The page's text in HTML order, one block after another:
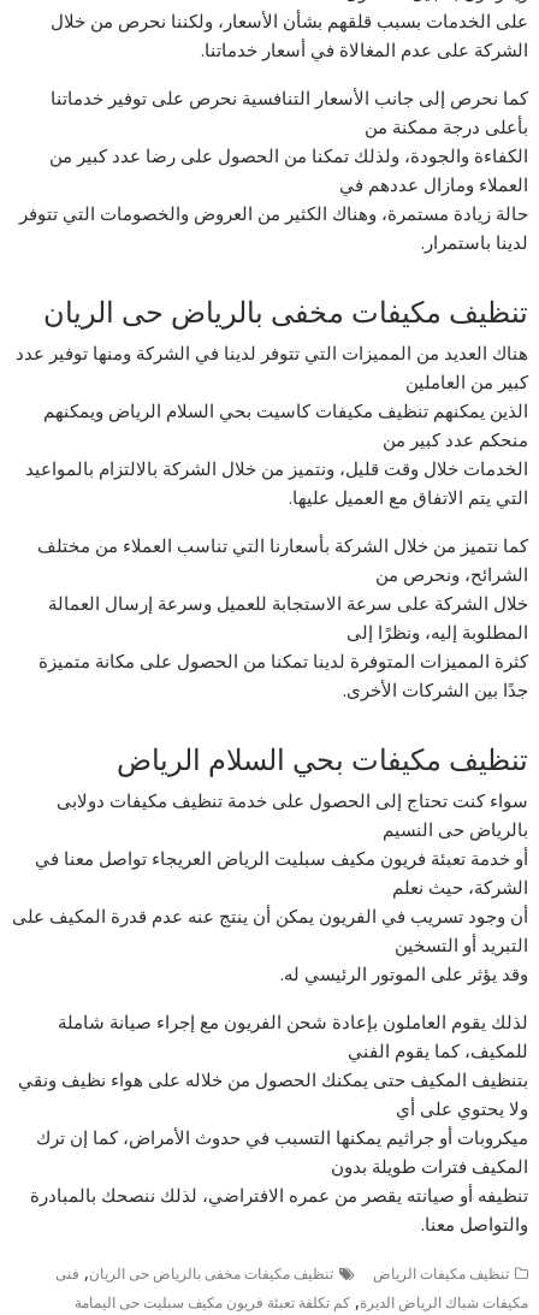
على الخدمات بسبب قلقهم بشأن الأسعار، ولكننا نحرص من خلال
الشركة على عدم المغالاة في أسعار خدماتنا.
كما نحرص إلى جانب الأسعار التنافسية نحرص على توفير خدماتنا
بأعلى درجة ممكنة من
الكفاءة والجودة، ولذلك تمكنا من الحصول على رضا عدد كبير من
العملاء ومازال عددهم في
حالة زيادة مستمرة، وهناك الكثير من العروض والخصومات التي تتوفر
لدينا باستمرار.
تنظيف مكيفات مخفى بالرياض حى الريان
هناك العديد من المميزات التي تتوفر لدينا في الشركة ومنها توفير عدد
كبير من العاملين
الذين يمكنهم تنظيف مكيفات كاسيت بحي السلام الرياض ويمكنهم
منحكم عدد كبير من
الخدمات خلال وقت قليل، ونتميز من خلال الشركة بالالتزام بالمواعيد
التي يتم الاتفاق مع العميل عليها.
كما نتميز من خلال الشركة بأسعارنا التي تناسب العملاء من مختلف
الشرائح، ونحرص من
خلال الشركة على سرعة الاستجابة للعميل وسرعة إرسال العمالة
المطلوبة إليه، ونظرًا إلى
كثرة المميزات المتوفرة لدينا تمكنا من الحصول على مكانة متميزة
جدًا بين الشركات الأخرى.
تنظيف مكيفات بحي السلام الرياض
سواء كنت تحتاج إلى الحصول على خدمة تنظيف مكيفات دولابى
بالرياض حى النسيم
أو خدمة تعبئة فريون مكيف سبليت الرياض العريجاء تواصل معنا في
الشركة، حيث نعلم
أن وجود تسريب في الفريون يمكن أن ينتج عنه عدم قدرة المكيف على
التبريد أو التسخين
وقد يؤثر على الموتور الرئيسي له.
لذلك يقوم العاملون بإعادة شحن الفريون مع إجراء صيانة شاملة
للمكيف، كما يقوم الفني
بتنظيف المكيف حتى يمكنك الحصول من خلاله على هواء نظيف ونقي
ولا يحتوي على أي
ميكروبات أو جراثيم يمكنها التسبب في حدوث الأمراض، كما إن ترك
المكيف فترات طويلة بدون
تنظيفه أو صيانته يقصر من عمره الافتراضي، لذلك ننصحك بالمبادرة
والتواصل معنا.
تنظيف مكيفات الرياض تنظيف مكيفات مخفى بالرياض حى الريان, فنى
مكيفات شباك الرياض الديرة,كم تكلفة تعبئة فريون مكيف سبليت حى اليمامة